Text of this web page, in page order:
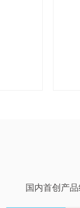
国内首创产